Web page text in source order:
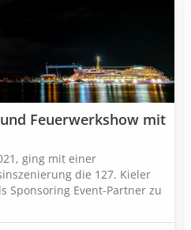
Feuerwerkshow mit
ging mit einer
die 127. Kieler
Sponsoring Event-Partner zu